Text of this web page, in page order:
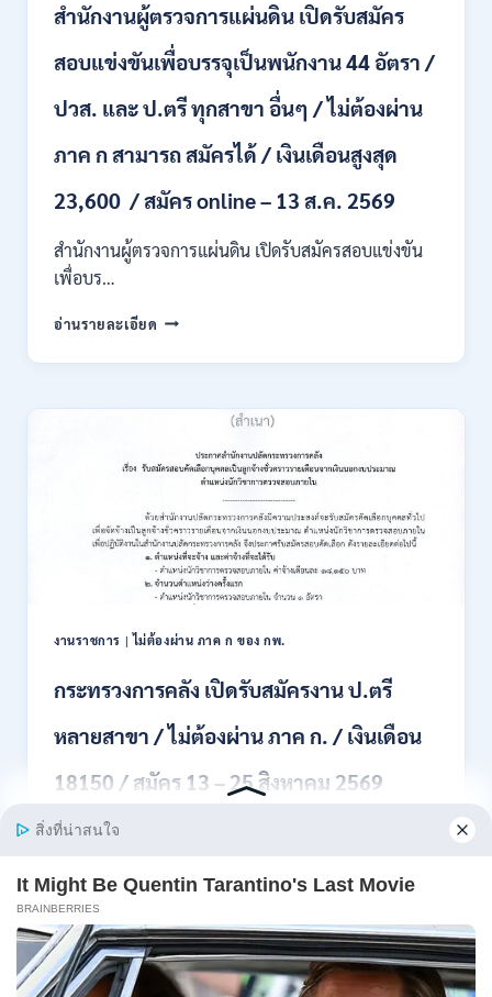
หลาย
อัตรา
/
ป.ตรี
หลาย
+
เงิน
สูงสุด
15
2569
สำนักงานผู้ตรวจการแผ่นดิน เปิดรับสมัคร
สอบแข่งขันเพื่อบรรจุเป็นพนักงาน 44 อัตรา /
ปวส. และ ป.ตรี ทุกสาขา อื่นๆ / ไม่ต้องผ่าน
ภาค ก สามารถ สมัครได้ / เงินเดือนสูงสุด
23,600 / สมัคร online – 13 ส.ค. 2569
สำนักงานผู้ตรวจการแผ่นดิน เปิดรับสมัครสอบแข่งขัน
เพื่อบร…
อ่านรายละเอียด สำนักงาน
ตรวจ
แผ่น
รับ
สอบ
แข่งขัน
เพื่อ
บรรจุ
เป็น
44
/
และ
ทุก
ต้อง
ภาค
ก
สามารถ
งานราชการ |ไม่ต้องผ่าน ภาค ก ของ กพ.
กระทรวงการคลัง เปิดรับสมัครงาน ป.ตรี
หลายสาขา / ไม่ต้องผ่าน ภาค ก. / เงินเดือน
18150 / สมัคร 13 – 25 สิงหาคม 2569
สำนักงานปลัดกระทรวงการคลัง เปิดรับสมัครงาน
อ่านรายละเอียด
การ
คลัง
เปิด
รับ